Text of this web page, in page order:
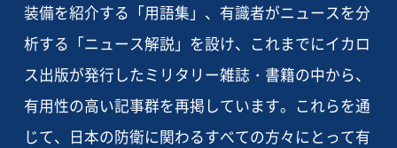
装備を紹介する「用語集」、有識者がニュースを分
析する「ニュース解説」を設け、これまでにイカロ
ス出版が発行したミリタリー雑誌・書籍の中から、
有用性の高い記事群を再掲しています。これらを通
じて、日本の防衛に関わるすべての方々にとって有